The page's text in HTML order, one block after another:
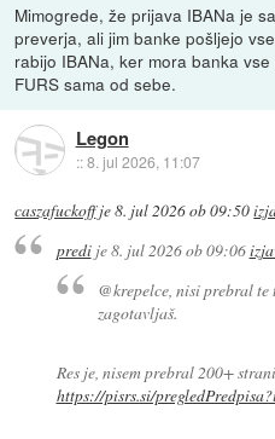
Mimogrede, že prijava IBANa je
preverja, ali jim banke pošljejo
rabijo IBANa, ker mora banka
FURS sama od sebe.
Legon
::8. jul 2026, 11:07
caszafuckoffje8. jul 2026 ob 09:50
predije8. jul 2026 ob 09:06
@krepelce, nisi prebral te
zagotavljaš.
Res je, nisem prebral 200+
https://pisrs.si/